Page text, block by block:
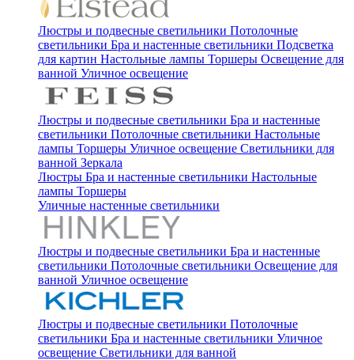
Люстры и подвесные светильники Потолочные
светильники Бра и настенные светильники Подсветка
для картин Настольные лампы Торшеры Освещение для
ванной Уличное освещение
Люстры и подвесные светильники Бра и настенные
светильники Потолочные светильники Настольные
лампы Торшеры Уличное освещение Светильники для
ванной Зеркала
Люстры Бра и настенные светильники Настольные
лампы Торшеры
Уличные настенные светильники
Люстры и подвесные светильники Бра и настенные
светильники Потолочные светильники Освещение для
ванной Уличное освещение
Люстры и подвесные светильники Потолочные
светильники Бра и настенные светильники Уличное
освещение Светильники для ванной